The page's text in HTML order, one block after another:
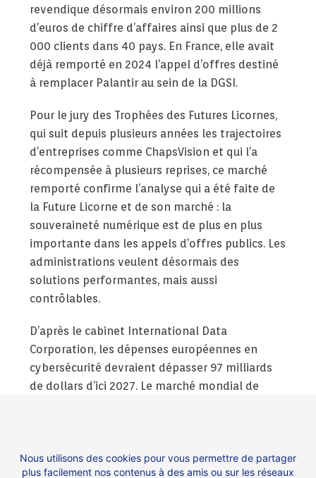
revendique désormais environ 200 millions
d’euros de chiffre d’affaires ainsi que plus de 2
000 clients dans 40 pays. En France, elle avait
déjà remporté en 2024 l’appel d’offres destiné
à remplacer Palantir au sein de la DGSI.
Pour le jury des Trophées des Futures Licornes,
qui suit depuis plusieurs années les trajectoires
d’entreprises comme ChapsVision et qui l’a
récompensée à plusieurs reprises, ce marché
remporté confirme l’analyse qui a été faite de
la Future Licorne et de son marché : la
souveraineté numérique est de plus en plus
importante dans les appels d’offres publics. Les
administrations veulent désormais des
solutions performantes, mais aussi
contrôlables.
D’après le cabinet International Data
Corporation, les dépenses européennes en
cybersécurité devraient dépasser 97 milliards
de dollars d’ici 2027. Le marché mondial de
européens comme ChapsVision s’affirment.
Nous utilisons des cookies pour vous permettre de partager
plus facilement nos contenus à des amis ou sur les réseaux